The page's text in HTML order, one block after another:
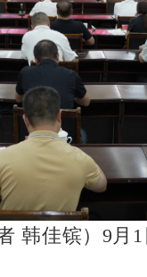
韩佳镔）9月